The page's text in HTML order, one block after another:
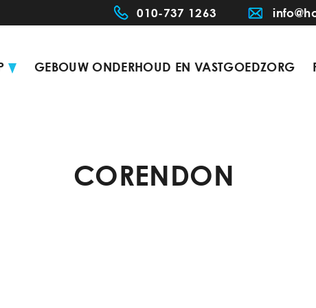
010-737 1263
GEBOUW ONDERHOUD EN VASTGOEDZORG
CORENDON